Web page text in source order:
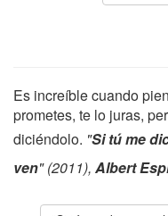
Es increíble cuando
prometes, te lo juras,
diciéndolo. "Si tú me
ven" (2011), Albert